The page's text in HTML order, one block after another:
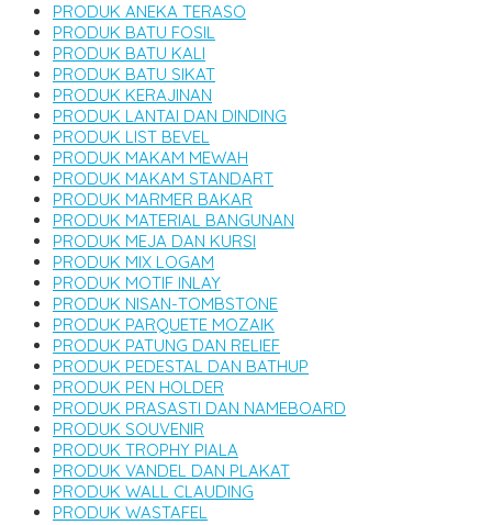
PRODUK ANEKA TERASO
PRODUK BATU FOSIL
PRODUK BATU KALI
PRODUK BATU SIKAT
PRODUK KERAJINAN
PRODUK LANTAI DAN DINDING
PRODUK LIST BEVEL
PRODUK MAKAM MEWAH
PRODUK MAKAM STANDART
PRODUK MARMER BAKAR
PRODUK MATERIAL BANGUNAN
PRODUK MEJA DAN KURSI
PRODUK MIX LOGAM
PRODUK MOTIF INLAY
PRODUK NISAN-TOMBSTONE
PRODUK PARQUETE MOZAIK
PRODUK PATUNG DAN RELIEF
PRODUK PEDESTAL DAN BATHUP
PRODUK PEN HOLDER
PRODUK PRASASTI DAN NAMEBOARD
PRODUK SOUVENIR
PRODUK TROPHY PIALA
PRODUK VANDEL DAN PLAKAT
PRODUK WALL CLAUDING
PRODUK WASTAFEL